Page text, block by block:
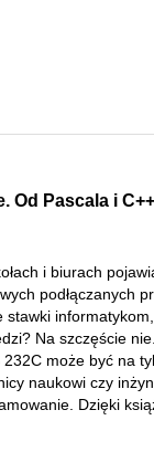
Pascala i
i biurach
podłączanych
stawki
Na szczęście
może być na
naukowi czy
Dzięki